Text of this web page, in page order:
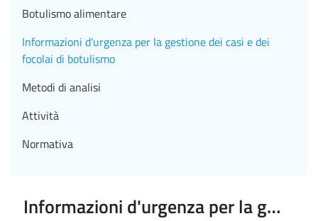
Informazioni d'urgenza per la gestione dei casi e dei focolai di botulismo
Botulismo alimentare
Informazioni d'urgenza per la gestione dei casi e dei
focolai di botulismo
Metodi di analisi
Attività
Normativa